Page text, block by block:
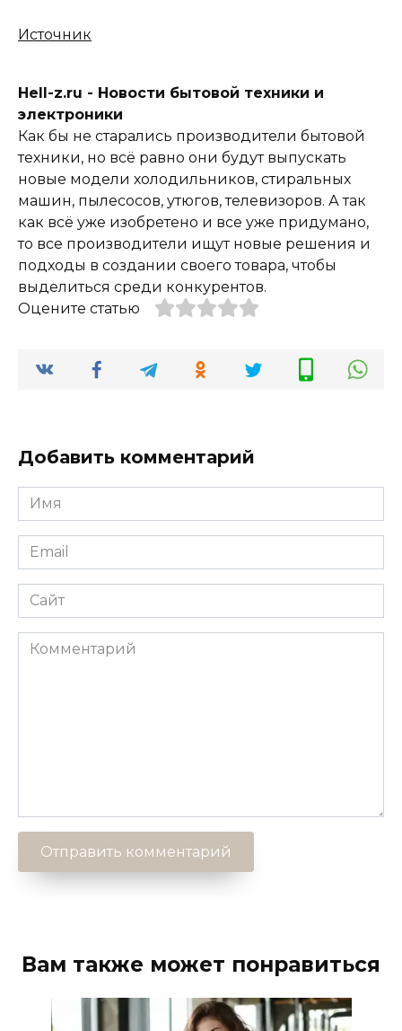
Источник
Hell-z.ru - Новости бытовой техники и
электроники
Как бы не старались производители бытовой
техники, но всё равно они будут выпускать
новые модели холодильников, стиральных
машин, пылесосов, утюгов, телевизоров. А так
как всё уже изобретено и все уже придумано,
то все производители ищут новые решения и
подходы в создании своего товара, чтобы
выделиться среди конкурентов.
Оцените статью
Добавить комментарий
Имя
*
Email
*
Сайт
Комментарий
Вам также может понравиться